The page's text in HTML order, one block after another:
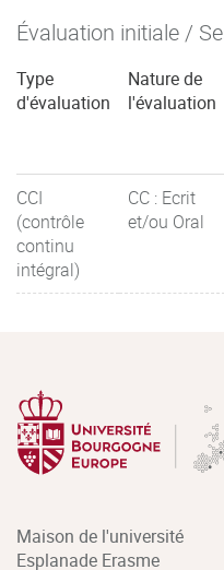
Évaluation initiale /
Type
d'évaluation
Nature de
l'évaluation
CCI
(contrôle
continu
intégral)
CC : Ecrit
et/ou Oral
Maison de l'université
Esplanade Erasme